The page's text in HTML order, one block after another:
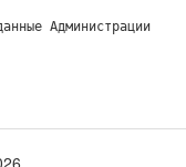
Администрации